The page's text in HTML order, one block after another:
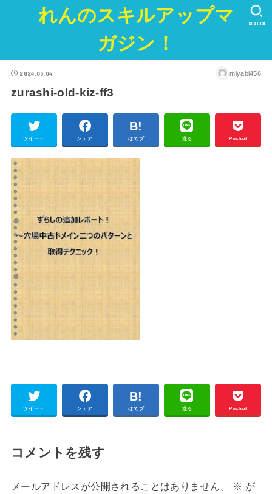
れんのスキルアップマ
ガジン！
SEARCH
2024.03.04 miyabi456
zurashi-old-kiz-ff3
ツイート シェア はてブ 送る Pocket
ツイート シェア はてブ 送る Pocket
コメントを残す
メールアドレスが公開されることはありません。 ※ が